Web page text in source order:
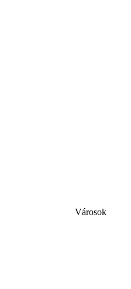
Városok